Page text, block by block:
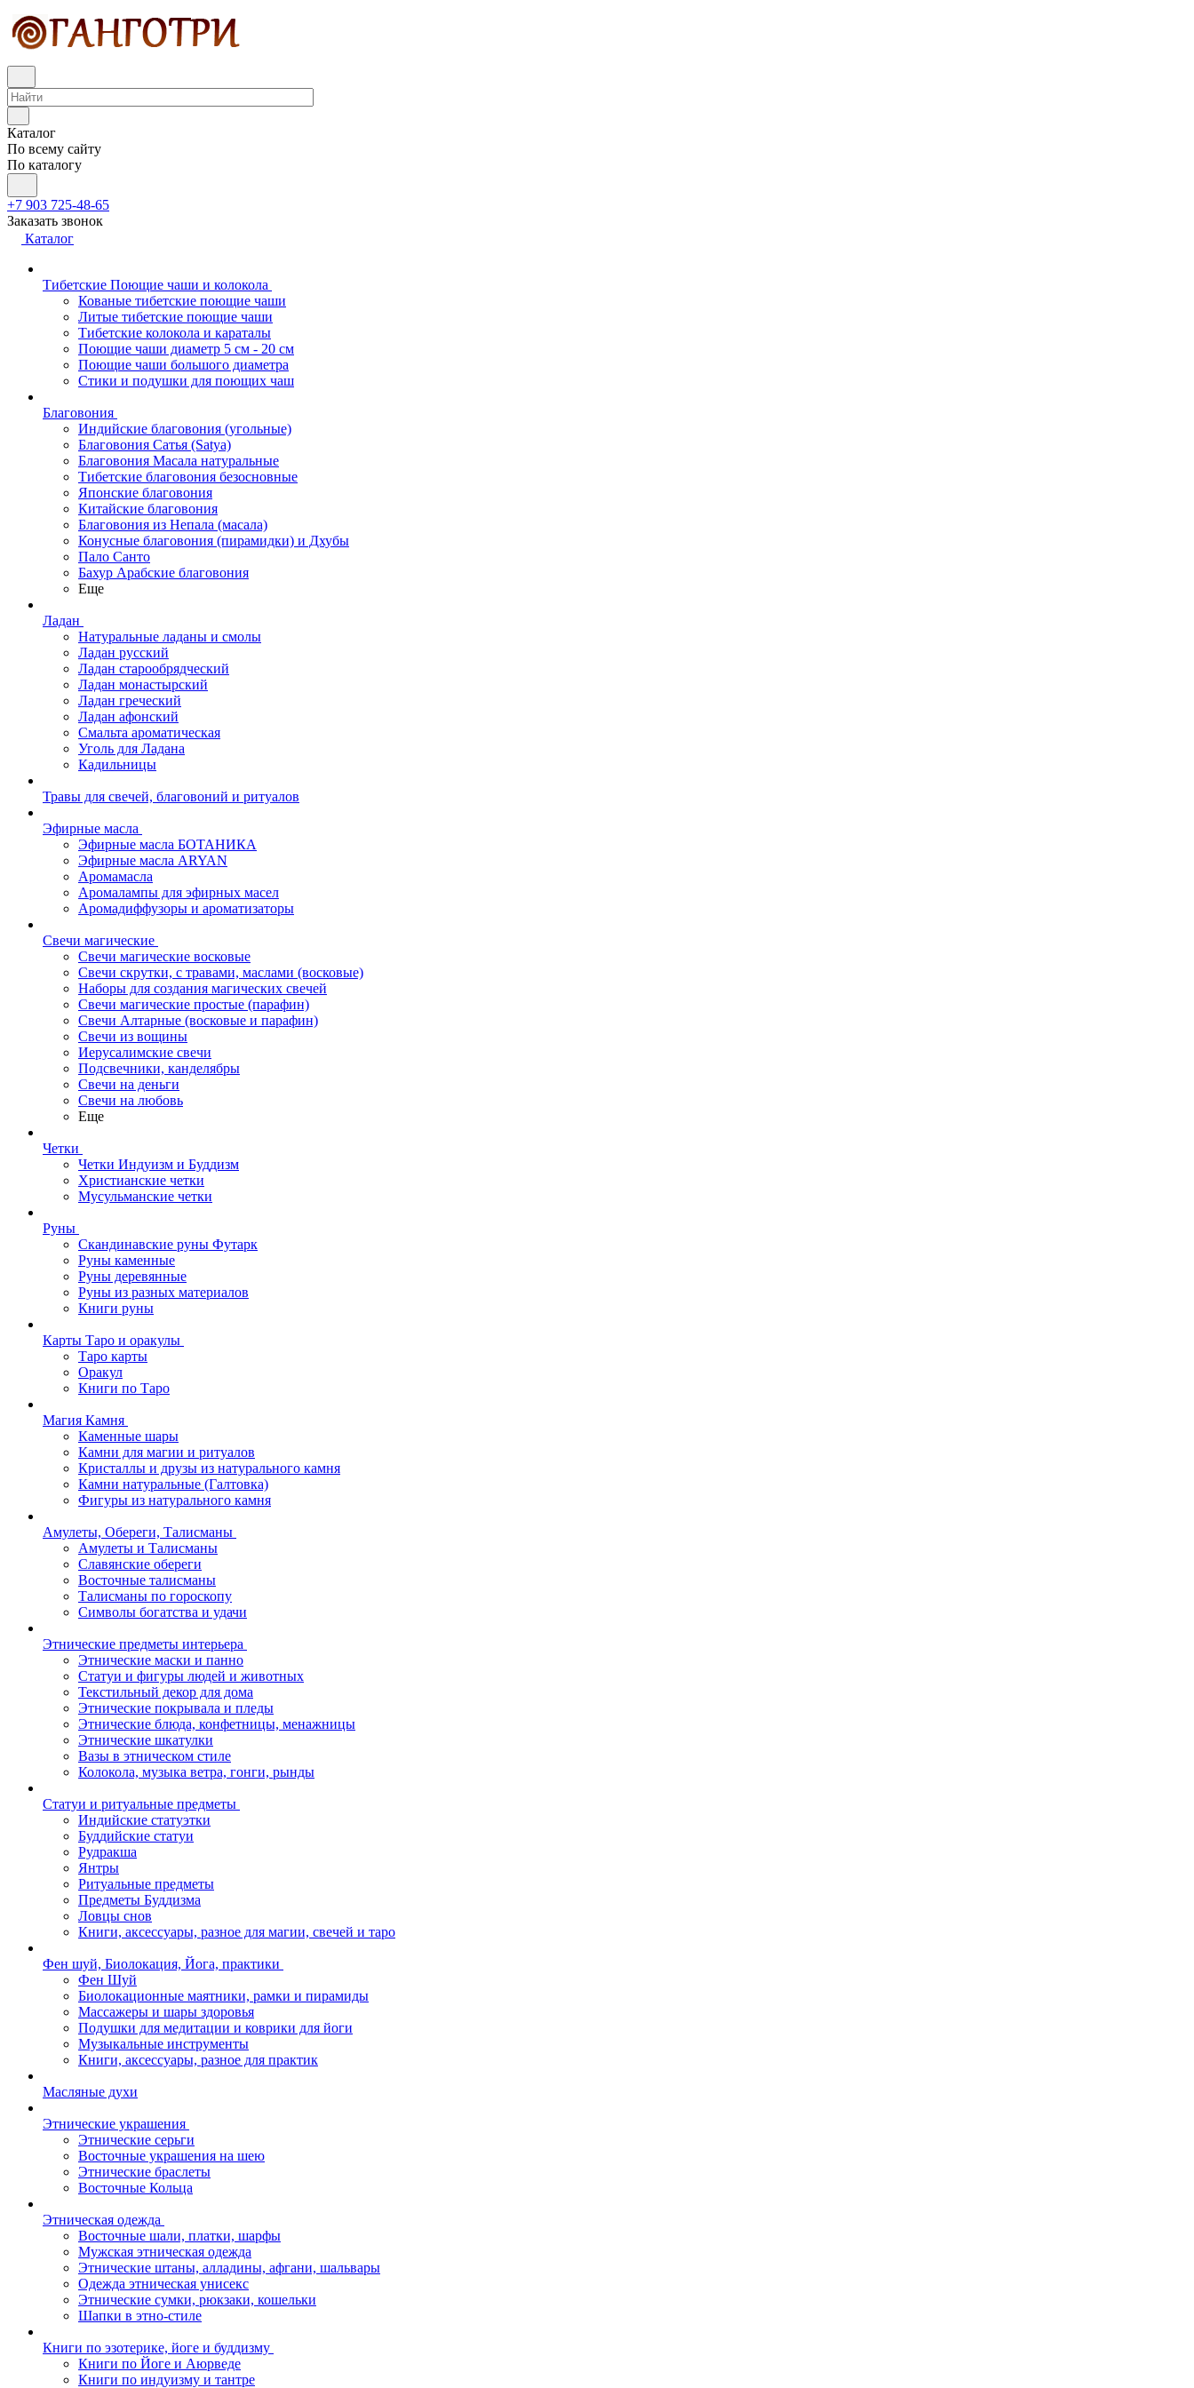
Каталог
По всему сайту
По каталогу
+7 903 725-48-65
Заказать звонок
Каталог
Тибетские Поющие чаши и колокола
Кованые тибетские поющие чаши
Литые тибетские поющие чаши
Тибетские колокола и караталы
Поющие чаши диаметр 5 см - 20 см
Поющие чаши большого диаметра
Стики и подушки для поющих чаш
Благовония
Индийские благовония (угольные)
Благовония Сатья (Satya)
Благовония Масала натуральные
Тибетские благовония безосновные
Японские благовония
Китайские благовония
Благовония из Непала (масала)
Конусные благовония (пирамидки) и Дхубы
Пало Санто
Бахур Арабские благовония
Еще
Ладан
Натуральные ладаны и смолы
Ладан русский
Ладан старообрядческий
Ладан монастырский
Ладан греческий
Ладан афонский
Смальта ароматическая
Уголь для Ладана
Кадильницы
Травы для свечей, благовоний и ритуалов
Эфирные масла
Эфирные масла БОТАНИКА
Эфирные масла ARYAN
Аромамасла
Аромалампы для эфирных масел
Аромадиффузоры и ароматизаторы
Свечи магические
Свечи магические восковые
Свечи скрутки, с травами, маслами (восковые)
Наборы для создания магических свечей
Свечи магические простые (парафин)
Свечи Алтарные (восковые и парафин)
Свечи из вощины
Иерусалимские свечи
Подсвечники, канделябры
Свечи на деньги
Свечи на любовь
Еще
Четки
Четки Индуизм и Буддизм
Христианские четки
Мусульманские четки
Руны
Скандинавские руны Футарк
Руны каменные
Руны деревянные
Руны из разных материалов
Книги руны
Карты Таро и оракулы
Таро карты
Оракул
Книги по Таро
Магия Камня
Каменные шары
Камни для магии и ритуалов
Кристаллы и друзы из натурального камня
Камни натуральные (Галтовка)
Фигуры из натурального камня
Амулеты, Обереги, Талисманы
Амулеты и Талисманы
Славянские обереги
Восточные талисманы
Талисманы по гороскопу
Символы богатства и удачи
Этнические предметы интерьера
Этнические маски и панно
Статуи и фигуры людей и животных
Текстильный декор для дома
Этнические покрывала и пледы
Этнические блюда, конфетницы, менажницы
Этнические шкатулки
Вазы в этническом стиле
Колокола, музыка ветра, гонги, рынды
Статуи и ритуальные предметы
Индийские статуэтки
Буддийские статуи
Рудракша
Янтры
Ритуальные предметы
Предметы Буддизма
Ловцы снов
Книги, аксессуары, разное для магии, свечей и таро
Фен шуй, Биолокация, Йога, практики
Фен Шуй
Биолокационные маятники, рамки и пирамиды
Массажеры и шары здоровья
Подушки для медитации и коврики для йоги
Музыкальные инструменты
Книги, аксессуары, разное для практик
Масляные духи
Этнические украшения
Этнические серьги
Восточные украшения на шею
Этнические браслеты
Восточные Кольца
Этническая одежда
Восточные шали, платки, шарфы
Мужская этническая одежда
Этнические штаны, алладины, афгани, шальвары
Одежда этническая унисекс
Этнические сумки, рюкзаки, кошельки
Шапки в этно-стиле
Книги по эзотерике, йоге и буддизму
Книги по Йоге и Аюрведе
Книги по индуизму и тантре